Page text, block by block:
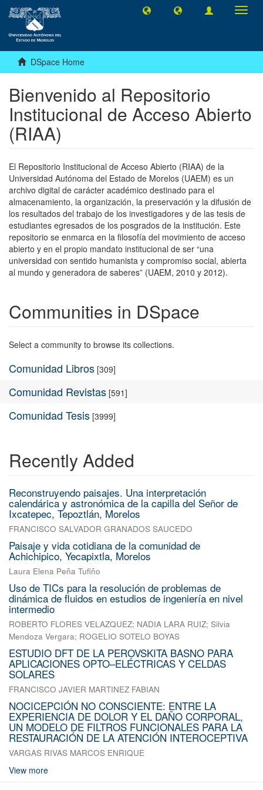
DSpace Home
Bienvenido al Repositorio
Institucional de Acceso Abierto
(RIAA)
El Repositorio Institucional de Acceso Abierto (RIAA) de la
Universidad Autónoma del Estado de Morelos (UAEM) es un
archivo digital de carácter académico destinado para el
almacenamiento, la organización, la preservación y la difusión de
los resultados del trabajo de los investigadores y de las tesis de
estudiantes egresados de los posgrados de la institución. Este
repositorio se enmarca en la filosofía del movimiento de acceso
abierto y en el propio mandato institucional de ser “una
universidad con sentido humanista y compromiso social, abierta
al mundo y generadora de saberes” (UAEM, 2010 y 2012).
Communities in DSpace
Select a community to browse its collections.
Comunidad Libros [309]
Comunidad Revistas [591]
Comunidad Tesis [3999]
Recently Added
Reconstruyendo paisajes. Una interpretación
calendárica y astronómica de la capilla del Señor de
Ixcatepec, Tepoztlán, Morelos
FRANCISCO SALVADOR GRANADOS SAUCEDO
Paisaje y vida cotidiana de la comunidad de
Achichipico, Yecapixtla, Morelos
Laura Elena Peña Tufiño
Uso de TICs para la resolución de problemas de
dinámica de fluidos en estudios de ingeniería en nivel
intermedio
ROBERTO FLORES VELAZQUEZ; NADIA LARA RUIZ; Silvia
Mendoza Vergara; ROGELIO SOTELO BOYAS
ESTUDIO DFT DE LA PEROVSKITA BASNO PARA
APLICACIONES OPTO–ELÉCTRICAS Y CELDAS
SOLARES
FRANCISCO JAVIER MARTINEZ FABIAN
NOCICEPCIÓN NO CONSCIENTE: ENTRE LA
EXPERIENCIA DE DOLOR Y EL DAÑO CORPORAL,
UN MODELO DE FILTROS FUNCIONALES PARA LA
RESTAURACIÓN DE LA ATENCIÓN INTEROCEPTIVA
VARGAS RIVAS MARCOS ENRIQUE
View more